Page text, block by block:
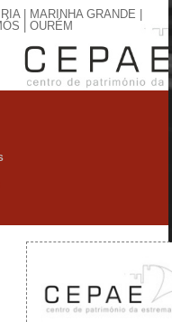
| MARINHA GRANDE |
| OURÉM